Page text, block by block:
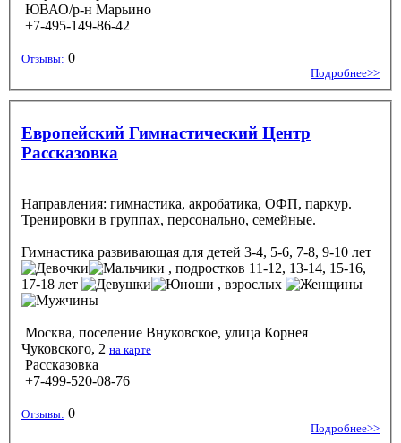
ЮВАО/р-н Марьино
+7-495-149-86-42
Отзывы: 0
Подробнее>>
Европейский Гимнастический Центр
Рассказовка
Направления: гимнастика, акробатика, ОФП, паркур.
Тренировки в группах, персонально, семейные.
Гимнастика развивающая для детей 3-4, 5-6, 7-8, 9-10 лет
, подростков 11-12, 13-14, 15-16,
17-18 лет
, взрослых
Москва, поселение Внуковское, улица Корнея
Чуковского, 2 на карте
Рассказовка
+7-499-520-08-76
Отзывы: 0
Подробнее>>